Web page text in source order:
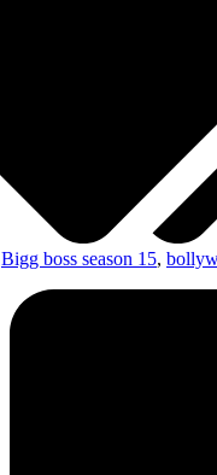
Bigg boss season 15,